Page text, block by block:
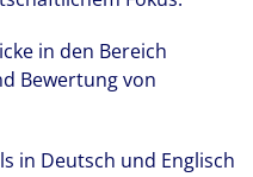
in den Bereich
Bewertung von
in Deutsch und Englisch